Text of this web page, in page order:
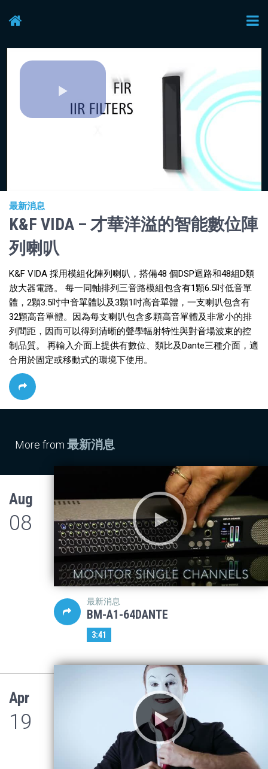
最新消息
K&F VIDA – 才華洋溢的智能數位陣
列喇叭
K&F VIDA 採用模組化陣列喇叭，搭備48 個DSP迴路和48組D類
放大器電路。 每一同軸排列三音路模組包含有1顆6.5吋低音單
體，2顆3.5吋中音單體以及3顆1吋高音單體，一支喇叭包含有
32顆高音單體。因為每支喇叭包含多顆高音單體及非常小的排
列間距，因而可以得到清晰的聲學輻射特性與對音場波束的控
制品質。 再輸入介面上提供有數位、類比及Dante三種介面，適
合用於固定或移動式的環境下使用。
More from 最新消息
Aug
08
最新消息
BM-A1-64DANTE
3:41
Apr
19